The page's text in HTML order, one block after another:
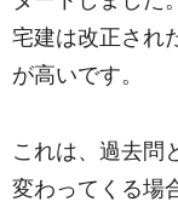
宅建は改正され
が高いです。
これは、過去問
変わってくる場